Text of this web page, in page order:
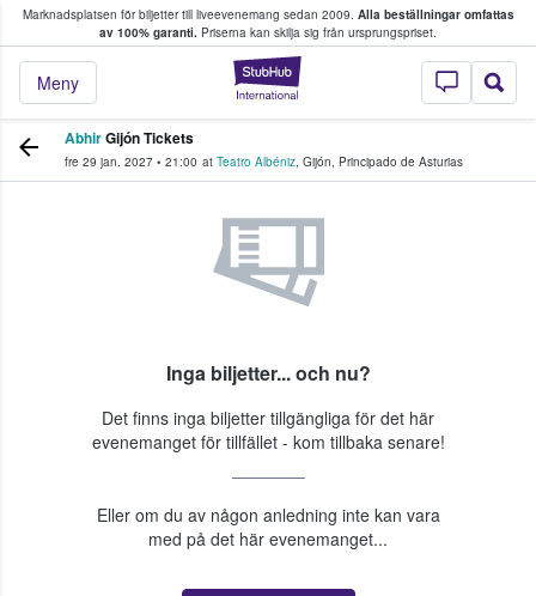
Marknadsplatsen för biljetter till liveevenemang sedan 2009. Alla beställningar omfattas
av 100% garanti. Priserna kan skilja sig från ursprungspriset.
StubHub – där
Meny
köper och säljer biljetter.
AbhirGijón Tickets
fre 29 jan. 2027 • 21:00 at Teatro Albéniz, Gijón, Principado de Asturias
Inga biljetter... och nu?
Det finns inga biljetter tillgängliga för det här
evenemanget för tillfället - kom tillbaka senare!
Eller om du av någon anledning inte kan vara
med på det här evenemanget...